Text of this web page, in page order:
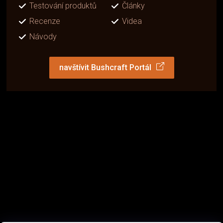
Testování produktů
Články
Recenze
Videa
Návody
navštívit Bushcraft Portál